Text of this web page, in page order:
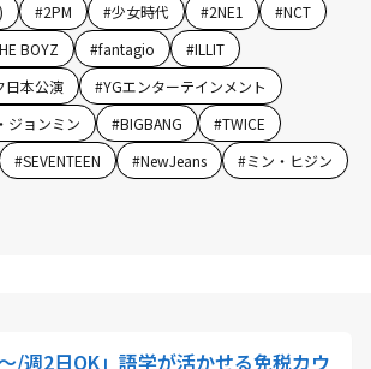
#2PM #少女時代 #2NE1 #NCT
BOYZ #fantagio #ILLIT
日本公演 #YGエンターテインメント
ジョンミン #BIGBANG #TWICE
#SEVENTEEN #NewJeans #ミン・ヒジン
/週2日OK」語学が活かせる免税カウ